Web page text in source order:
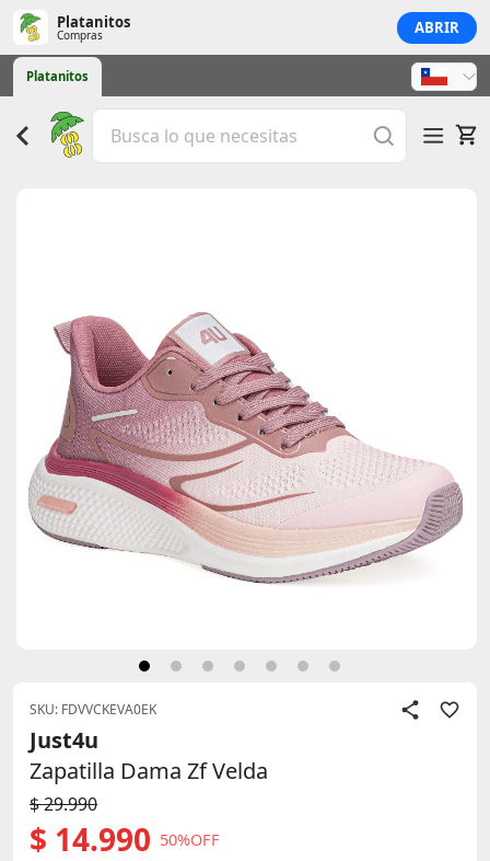
Platanitos
Compras ABRIR
Platanitos
SKU: FDVVCKEVA0EK
Just4u
Zapatilla Dama Zf Velda
$ 29.990
$ 14.990 50%OFF